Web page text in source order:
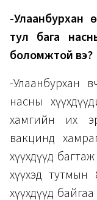
-Улаанбурхан
тул бага насны
боломжтой вэ?
-Улаанбурхан
насны
хамгийн их
вакцинд
хүүхдүүд
хүүхэд
хүүхдүүд